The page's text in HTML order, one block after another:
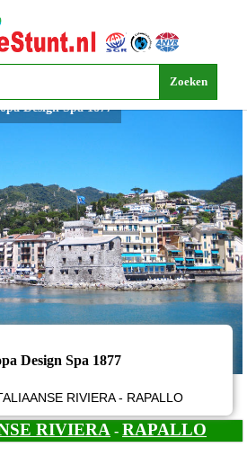
Design Spa 1877
Design Spa 1877
RIVIERA - RAPALLO
RIVIERA - RAPALLO